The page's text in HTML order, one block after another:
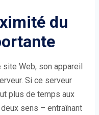
du
Web, son appareil
Si ce serveur
plus de temps aux
sens – entraînant